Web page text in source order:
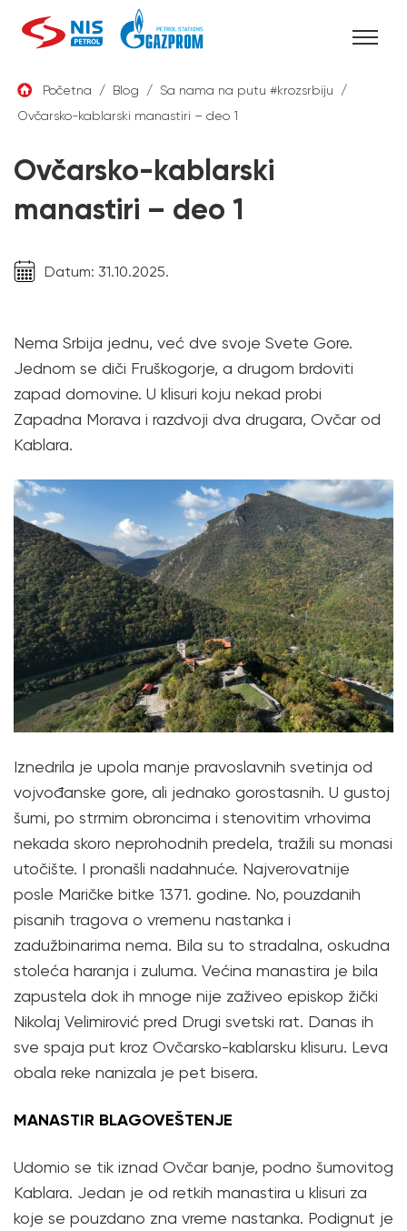
Skip
content
Početna / Blog / Sa nama na putu #krozsrbiju
/
Ovčarsko-kablarski manastiri – deo 1
Ovčarsko-kablarski
manastiri – deo 1
Datum: 31.10.2025.
Nema Srbija jednu, već dve svoje Svete Gore.
Jednom se diči Fruškogorje, a drugom brdoviti
zapad domovine. U klisuri koju nekad probi
Zapadna Morava i razdvoji dva drugara, Ovčar od
Kablara.
Iznedrila je upola manje pravoslavnih svetinja od
vojvođanske gore, ali jednako gorostasnih. U gustoj
šumi, po strmim obroncima i stenovitim vrhovima
nekada skoro neprohodnih predela, tražili su monasi
utočište. I pronašli nadahnuće. Najverovatnije
posle Maričke bitke 1371. godine. No, pouzdanih
pisanih tragova o vremenu nastanka i
zadužbinarima nema. Bila su to stradalna, oskudna
stoleća haranja i zuluma. Većina manastira je bila
zapustela dok ih mnoge nije zaživeo episkop žički
Nikolaj Velimirović pred Drugi svetski rat. Danas ih
sve spaja put kroz Ovčarsko-kablarsku klisuru. Leva
obala reke nanizala je pet bisera.
MANASTIR BLAGOVEŠTENJE
Udomio se tik iznad Ovčar banje, podno šumovitog
Kablara. Jedan je od retkih manastira u klisuri za
koje se pouzdano zna vreme nastanka. Podignut je